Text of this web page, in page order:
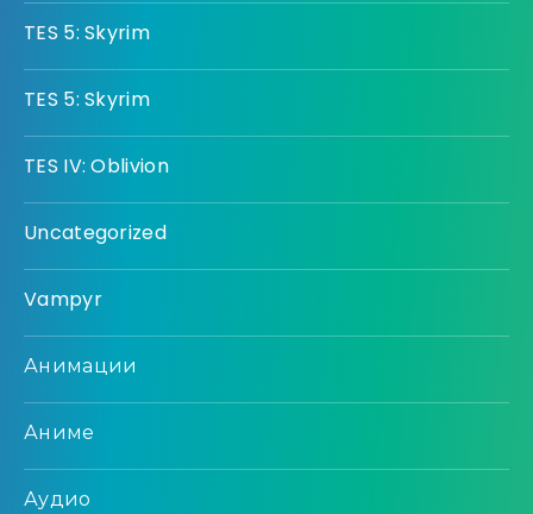
TES 5: Skyrim
TES 5: Skyrim
TES IV: Oblivion
Uncategorized
Vampyr
Анимации
Аниме
Аудио